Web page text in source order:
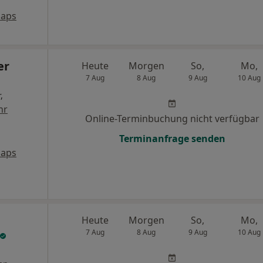
Heute
7 Aug
Morgen
8 Aug
So,
9 Aug
Mo,
10 Aug
Online-Terminbuchung nicht verfügbar
Terminanfrage senden
Heute
7 Aug
Morgen
8 Aug
So,
9 Aug
Mo,
10 Aug